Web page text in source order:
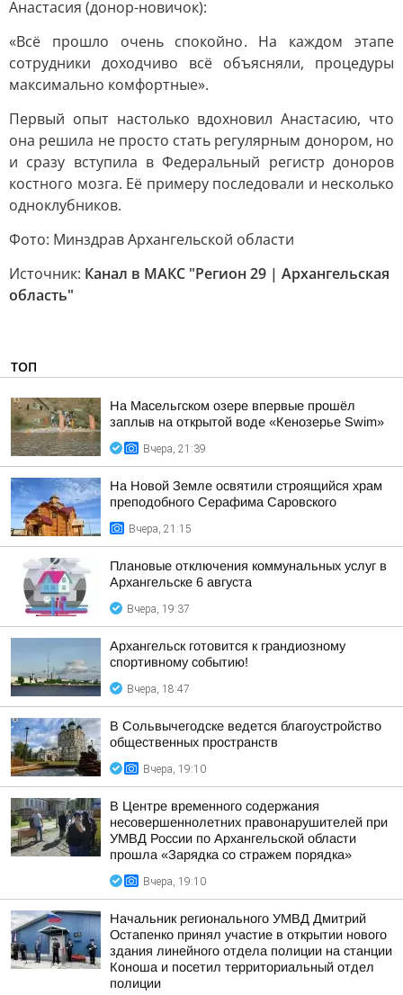
Анастасия (донор-новичок):
«Всё прошло очень спокойно. На каждом этапе
сотрудники доходчиво всё объясняли, процедуры
максимально комфортные».
Первый опыт настолько вдохновил Анастасию, что
она решила не просто стать регулярным донором, но
и сразу вступила в Федеральный регистр доноров
костного мозга. Её примеру последовали и несколько
одноклубников.
Фото: Минздрав Архангельской области
Источник: Канал в МАКС "Регион 29 | Архангельская
область"
ТОП
На Масельгском озере впервые прошёл
заплыв на открытой воде «Кенозерье Swim»
Вчера, 21:39
На Новой Земле освятили строящийся храм
преподобного Серафима Саровского
Вчера, 21:15
Плановые отключения коммунальных услуг в
Архангельске 6 августа
Вчера, 19:37
Архангельск готовится к грандиозному
спортивному событию!
Вчера, 18:47
В Сольвычегодске ведется благоустройство
общественных пространств
Вчера, 19:10
В Центре временного содержания
несовершеннолетних правонарушителей при
УМВД России по Архангельской области
прошла «Зарядка со стражем порядка»
Вчера, 19:10
Начальник регионального УМВД Дмитрий
Остапенко принял участие в открытии нового
здания линейного отдела полиции на станции
Коноша и посетил территориальный отдел
полиции